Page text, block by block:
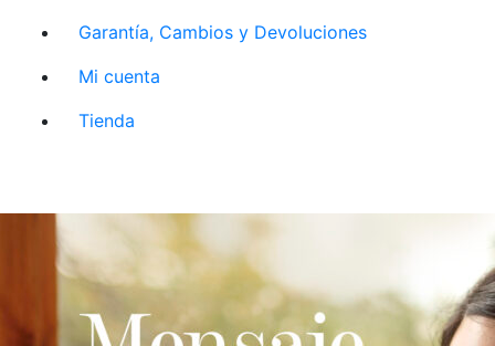
Garantía, Cambios y Devoluciones
Mi cuenta
Tienda